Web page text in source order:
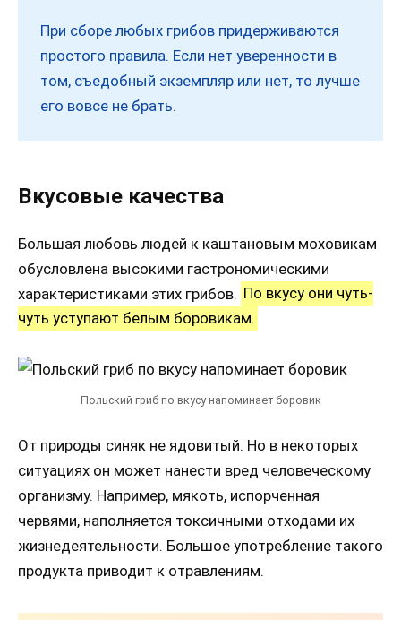
При сборе любых грибов придерживаются
простого правила. Если нет уверенности в
том, съедобный экземпляр или нет, то лучше
его вовсе не брать.
Вкусовые качества
Большая любовь людей к каштановым моховикам
обусловлена высокими гастрономическими
характеристиками этих грибов. По вкусу они чуть-
чуть уступают белым боровикам.
Польский гриб по вкусу напоминает боровик
От природы синяк не ядовитый. Но в некоторых
ситуациях он может нанести вред человеческому
организму. Например, мякоть, испорченная
червями, наполняется токсичными отходами их
жизнедеятельности. Большое употребление такого
продукта приводит к отравлениям.